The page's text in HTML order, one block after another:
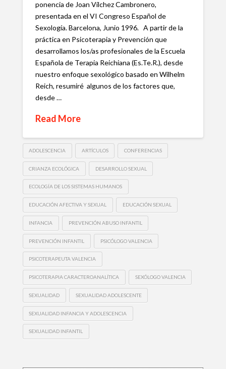
ponencia de Joan Vílchez Cambronero,
presentada en el VI Congreso Español de
Sexología. Barcelona, Junio 1996. A partir de la
práctica en Psicoterapia y Prevención que
desarrollamos los/as profesionales de la Escuela
Española de Terapia Reichiana (Es.Te.R.), desde
nuestro enfoque sexológico basado en Wilhelm
Reich, resumiré algunos de los factores que,
desde …
Read More
ADOLESCENCIA ARTÍCULOS CONFERENCIAS
CRIANZA ECOLÓGICA DESARROLLO SEXUAL
ECOLOGÍA DE LOS SISTEMAS HUMANOS
EDUCACIÓN AFECTIVA Y SEXUAL EDUCACIÓN SEXUAL
INFANCIA PREVENCIÓN ABUSO INFANTIL
PREVENCIÓN INFANTIL PSICÓLOGO VALENCIA
PSICOTERAPEUTA VALENCIA
PSICOTERAPIA CARACTEROANALÍTICA SEXÓLOGO VALENCIA
SEXUALIDAD SEXUALIDAD ADOLESCENTE
SEXUALIDAD INFANCIA Y ADOLESCENCIA
SEXUALIDAD INFANTIL